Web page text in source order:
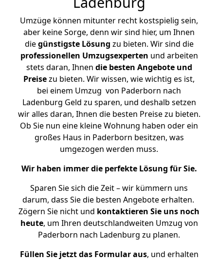
Umzüge können mitunter recht kostspielig sein,
aber keine Sorge, denn wir sind hier, um Ihnen
diegünstigste Lösung zu bieten. Wir sind die
professionellen Umzugsexperten und arbeiten
stets daran, Ihnen die besten Angebote und
Preisezu bieten. Wir wissen, wie wichtig es ist,
bei einem Umzug von Paderborn nach
Ladenburg Geld zu sparen, und deshalb setzen
wir alles daran, Ihnen die besten Preise zu bieten.
Ob Sie nun eine kleine Wohnung haben oder ein
großes Haus in Paderborn besitzen, was
umgezogen werden muss.
Wir haben immer die perfekte Lösung für Sie.
Sparen Sie sich die Zeit – wir kümmern uns
darum, dass Sie die besten Angebote erhalten.
Zögern Sie nicht und kontaktieren Sie uns noch
heute, um Ihren deutschlandweiten Umzug von
Paderborn nach Ladenburg zu planen.
Füllen Sie jetzt das Formular aus, und erhalten